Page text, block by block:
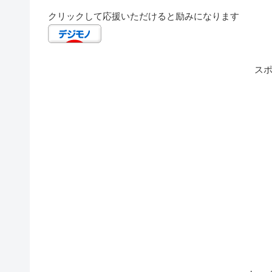
クリックして応援いただけると励みになります
ス